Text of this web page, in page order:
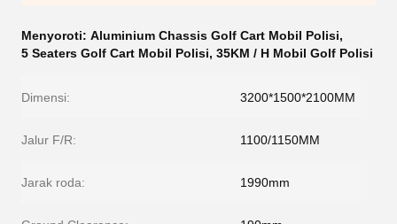
Menyoroti: Aluminium Chassis Golf Cart Mobil Polisi,
5 Seaters Golf Cart Mobil Polisi, 35KM / H Mobil Golf Polisi
Dimensi: 3200*1500*2100MM
Jalur F/R: 1100/1150MM
Jarak roda: 1990mm